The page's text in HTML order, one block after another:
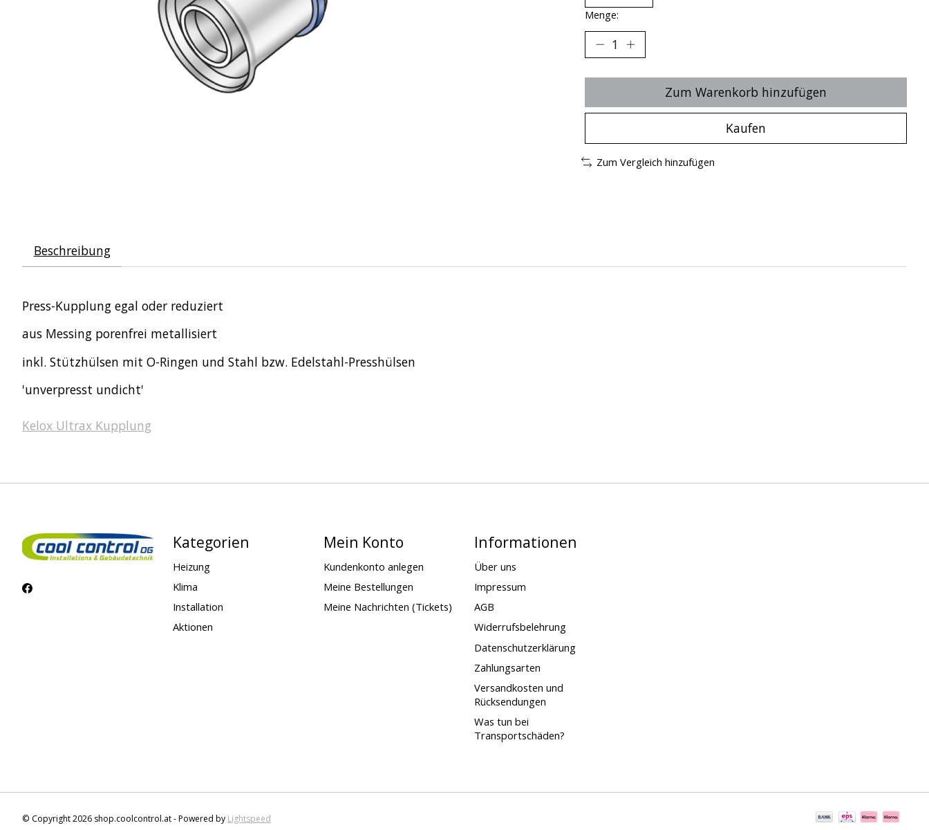
Menge:
Zum Warenkorb hinzufügen
Kaufen
Zum Vergleich hinzufügen
Beschreibung
Press-Kupplung egal oder reduziert
aus Messing porenfrei metallisiert
inkl. Stützhülsen mit O-Ringen und Stahl bzw. Edelstahl-Presshülsen
'unverpresst undicht'
Kelox Ultrax Kupplung
Kategorien
Heizung
Klima
Installation
Aktionen
Mein Konto
Kundenkonto anlegen
Meine Bestellungen
Meine Nachrichten (Tickets)
Informationen
Über uns
Impressum
AGB
Widerrufsbelehrung
Datenschutzerklärung
Zahlungsarten
Versandkosten und
Rücksendungen
Was tun bei
Transportschäden?
© Copyright 2026 shop.coolcontrol.at - Powered by Lightspeed